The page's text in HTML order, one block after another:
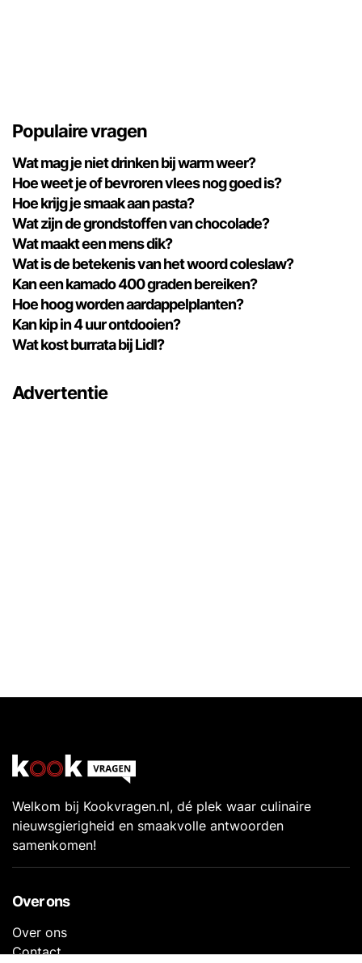
Populaire vragen
Wat mag je niet drinken bij warm weer?
Hoe weet je of bevroren vlees nog goed is?
Hoe krijg je smaak aan pasta?
Wat zijn de grondstoffen van chocolade?
Wat maakt een mens dik?
Wat is de betekenis van het woord coleslaw?
Kan een kamado 400 graden bereiken?
Hoe hoog worden aardappelplanten?
Kan kip in 4 uur ontdooien?
Wat kost burrata bij Lidl?
Advertentie
Welkom bij Kookvragen.nl, dé plek waar culinaire
nieuwsgierigheid en smaakvolle antwoorden
samenkomen!
Over ons
Over ons
Contact